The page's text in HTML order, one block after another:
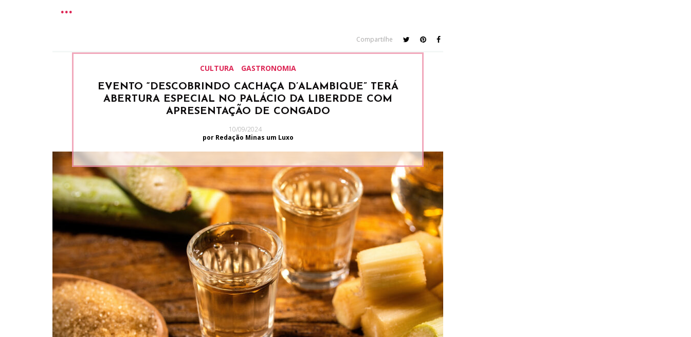
Compartilhe
CULTURA GASTRONOMIA
EVENTO “DESCOBRINDO CACHAÇA D’ALAMBIQUE” TERÁ
ABERTURA ESPECIAL NO PALÁCIO DA LIBERDDE COM
APRESENTAÇÃO DE CONGADO
10/09/2024
por Redação Minas um Luxo